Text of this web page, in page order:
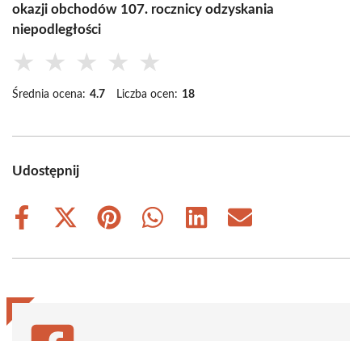
okazji obchodów 107. rocznicy odzyskania
niepodległości
★ ★ ★ ★ ★
Średnia ocena: 4.7 Liczba ocen: 18
Udostępnij
Share
Share
(Twitter)
Share
Share
Share
Share